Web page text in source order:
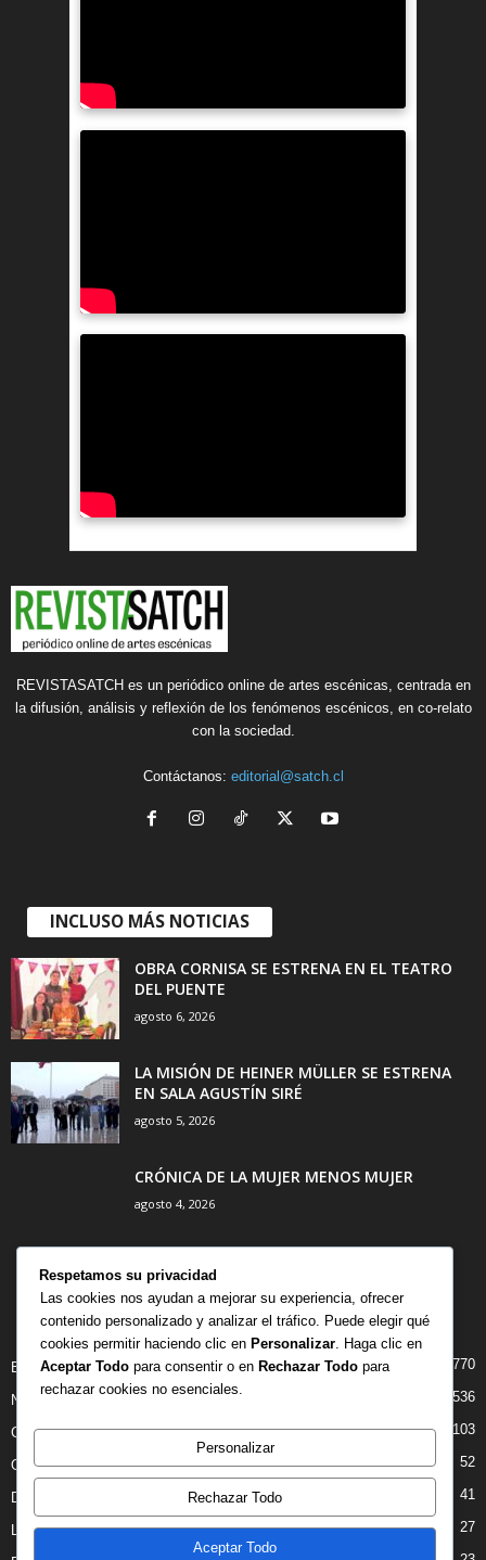
REVISTASATCH es un periódico online de artes escénicas, centrada en
la difusión, análisis y reflexión de los fenómenos escénicos, en co-relato
con la sociedad.
Contáctanos: editorial@satch.cl
INCLUSO MÁS NOTICIAS
OBRA CORNISA SE ESTRENA EN EL TEATRO
DEL PUENTE
agosto 6, 2026
LA MISIÓN DE HEINER MÜLLER SE ESTRENA
EN SALA AGUSTÍN SIRÉ
agosto 5, 2026
CRÓNICA DE LA MUJER MENOS MUJER
agosto 4, 2026
CATEGORÍA POPULAR
BIBLIOTECA 770
NOTICIAS 536
CRITICAS 103
OPINION 52
DANZA 41
LIBROS 27
Respetamos su privacidad
Las cookies nos ayudan a mejorar su experiencia, ofrecer
contenido personalizado y analizar el tráfico. Puede elegir qué
cookies permitir haciendo clic en Personalizar . Haga clic en
Aceptar Todo para consentir o en Rechazar Todo para
rechazar cookies no esenciales.
Personalizar
Rechazar Todo
Aceptar Todo